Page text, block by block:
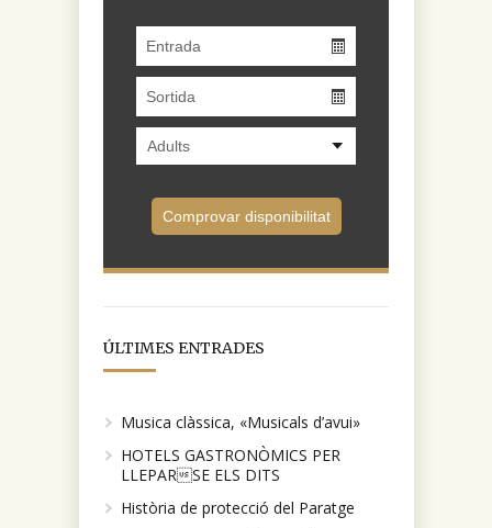
ÚLTIMES ENTRADES
Musica clàssica, «Musicals d’avui»
HOTELS GASTRONÒMICS PER
LLEPARSE ELS DITS
Història de protecció del Paratge